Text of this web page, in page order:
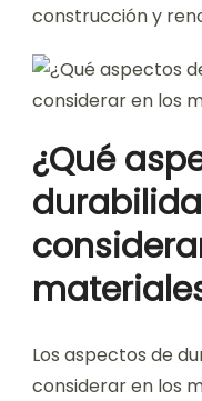
construcción y
¿Qué
Los aspectos de
considerar en los